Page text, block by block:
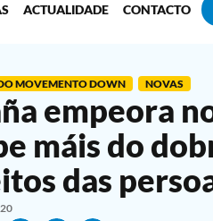
ACTUALIDADE CONTACTO
MOVEMENTO DOWN NOVAS
empeora
máis do
das